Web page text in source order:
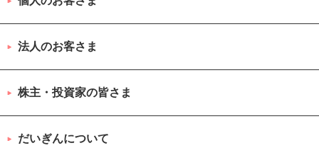
法人のお客さま
株主・投資家の皆さま
だいぎんについて